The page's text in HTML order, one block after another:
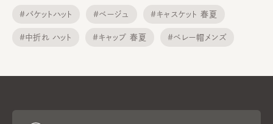
#バケットハット #ベージュ #キャスケット 春夏
#中折れ ハット #キャップ 春夏 #ベレー帽メンズ